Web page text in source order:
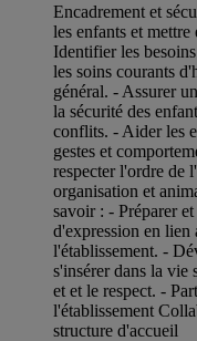
Encadrement et
les enfants et
Identifier les
les soins courants
général. - Assurer
la sécurité des
conflits. - Aider les
gestes et
respecter l'ordre de
organisation et
savoir : - Préparer
d'expression en lien
l'établissement. -
s'insérer dans la vie
et et le respect. -
l'établissement
structure d'accueil